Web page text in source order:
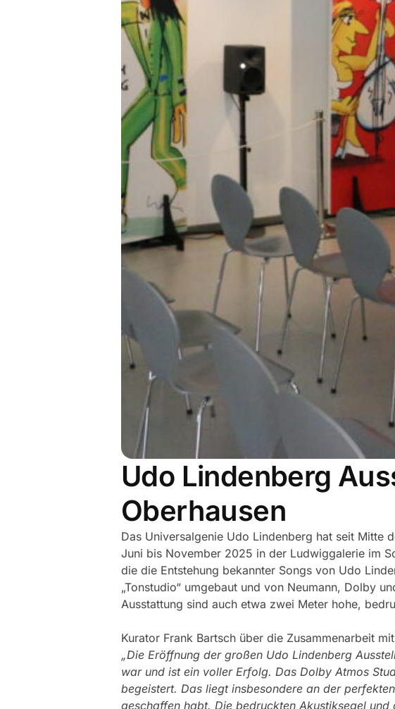
Udo Lindenberg
Oberhausen
Das Universalgenie Udo Lindenberg hat seit Mitte
Juni bis November 2025 in der Ludwiggalerie im
die die Entstehung bekannter Songs von Udo
„Tonstudio“ umgebaut und von Neumann, Dolby
Ausstattung sind auch etwa zwei Meter hohe,
Kurator Frank Bartsch über die Zusammenarbeit mit
„Die Eröffnung der großen Udo Lindenberg
war und ist ein voller Erfolg. Das Dolby Atmos
begeistert. Das liegt insbesondere an der
geschaffen habt. Die bedruckten Akustiksegel